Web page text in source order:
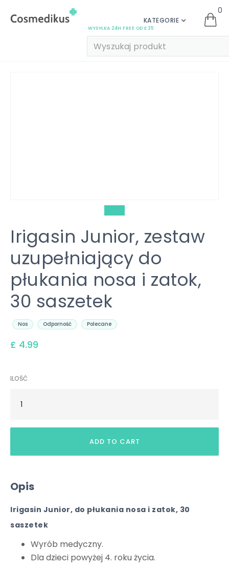
WYSYŁKA 24H FREE OD £35
KATEGORIE
0
Irigasin Junior, zestaw
uzupełniający do
płukania nosa i zatok,
30 saszetek
Nos Odporność Polecane
£ 4.99
ILOŚĆ
Opis
Irigasin Junior, do płukania nosa i zatok, 30
saszetek
Wyrób medyczny.
Dla dzieci powyżej 4. roku życia.